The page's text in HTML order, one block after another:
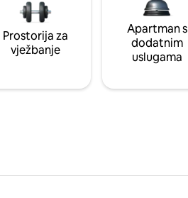
Prostorija za
vježbanje
Apartman s
dodatnim
uslugama